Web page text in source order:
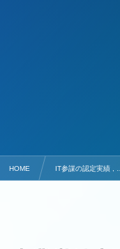
HOME IT参謀の認定実績 , …